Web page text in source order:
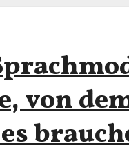
von